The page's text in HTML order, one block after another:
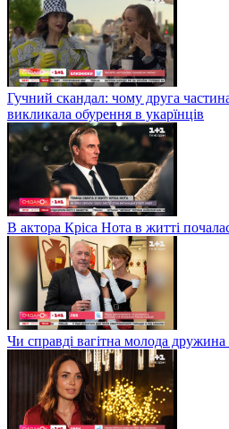
Гучний скандал: чому друга
викликала обурення в укарїнців
В актора Кріса Нота в житті
Чи справді вагітна молода